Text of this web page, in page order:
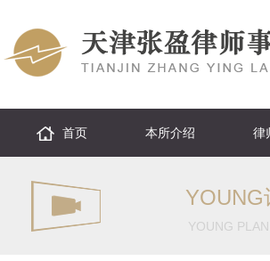
首页 本所介绍 律
YOUNG
YOUNG PLAN